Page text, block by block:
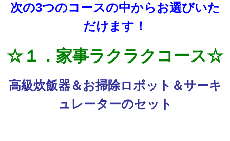
次の3つのコースの中からお選びいた
だけます！
☆１．家事ラクラクコース☆
高級炊飯器＆お掃除ロボット＆サーキ
ュレーターのセット